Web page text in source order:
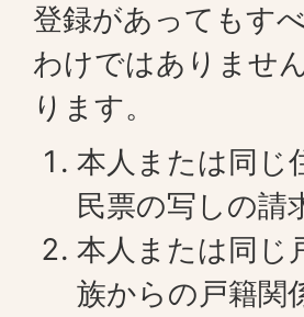
登録があってもす
わけではありませ
ります。
本人または同じ
民票の写しの請
本人または同じ
族からの戸籍関